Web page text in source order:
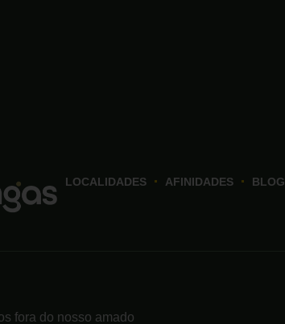
LOCALIDADES AFINIDADES BLOG
fora do nosso amado